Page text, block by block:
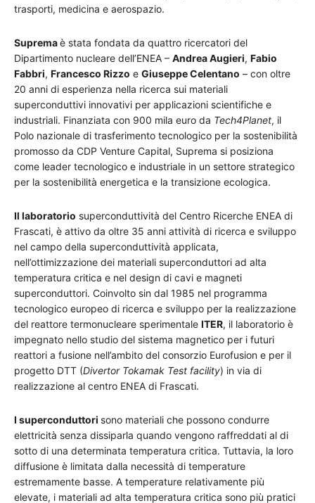
trasporti, medicina e aerospazio.
Supremaè stata fondata da quattro ricercatori del
Dipartimento nucleare dell’ENEA – Andrea Augieri, Fabio
Fabbri, Francesco Rizzo e Giuseppe Celentano – con oltre
20 anni di esperienza nella ricerca sui materiali
superconduttivi innovativi per applicazioni scientifiche e
industriali. Finanziata con 900 mila euro da Tech4Planet, il
Polo nazionale di trasferimento tecnologico per la sostenibilità
promosso da CDP Venture Capital, Suprema si posiziona
come leader tecnologico e industriale in un settore strategico
per la sostenibilità energetica e la transizione ecologica.
Il laboratorio superconduttività del Centro Ricerche ENEA di
Frascati, è attivo da oltre 35 anni attività di ricerca e sviluppo
nel campo della superconduttività applicata,
nell’ottimizzazione dei materiali superconduttori ad alta
temperatura critica e nel design di cavi e magneti
superconduttori. Coinvolto sin dal 1985 nel programma
tecnologico europeo di ricerca e sviluppo per la realizzazione
del reattore termonucleare sperimentale ITER, il laboratorio è
impegnato nello studio del sistema magnetico per i futuri
reattori a fusione nell’ambito del consorzio Eurofusion e per il
progetto DTT (Divertor Tokamak Test facility) in via di
realizzazione al centro ENEA di Frascati.
I superconduttori sono materiali che possono condurre
elettricità senza dissiparla quando vengono raffreddati al di
sotto di una determinata temperatura critica. Tuttavia, la loro
diffusione è limitata dalla necessità di temperature
estremamente basse. A temperature relativamente più
elevate, i materiali ad alta temperatura critica sono più pratici